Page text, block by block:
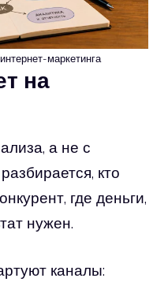
маркетинга
на
а не с
кто
где деньги,
нужен.
каналы: